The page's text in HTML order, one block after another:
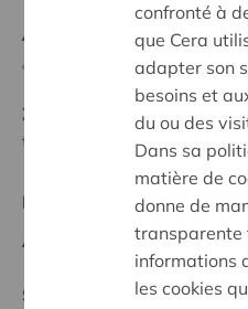
Aankoop
Ziel:
Des quartiers
tous
Regionales Projekt
Anfangsdatum:05/05/
Stand :
In treatment
confronté à
que Cera
adapter son
besoins et
du ou des
Dans sa
matière de
donne de
transparente
informations
les cookies